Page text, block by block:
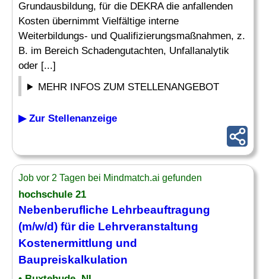
Grundausbildung, für die DEKRA die anfallenden
Kosten übernimmt Vielfältige interne
Weiterbildungs- und Qualifizierungsmaßnahmen, z.
B. im Bereich Schadengutachten, Unfallanalytik
oder [...]
MEHR INFOS ZUM STELLENANGEBOT
▶ Zur Stellenanzeige
Job vor 2 Tagen bei Mindmatch.ai gefunden
hochschule 21
Nebenberufliche Lehrbeauftragung
(m/w/d) für die Lehrveranstaltung
Kostenermittlung und
Baupreiskalkulation